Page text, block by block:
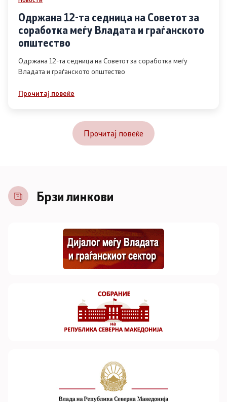
Одржана 12-та седница на Советот за
соработка меѓу Владата и граѓанското
општество
Одржана 12-та седница на Советот за соработка меѓу
Владата и граѓанското општество
Прочитај повеќе
Прочитај повеќе
Брзи линкови